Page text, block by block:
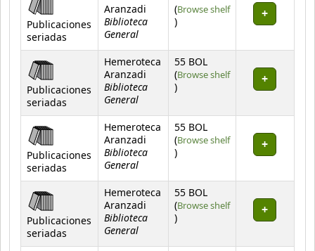
Publicaciones
seriadas
Aranzadi
Biblioteca
General
(Browse shelf
(Opens below)
)
Publicaciones
seriadas
Hemeroteca
Aranzadi
Biblioteca
General
55 BOL
(Browse shelf
(Opens below)
)
Publicaciones
seriadas
Hemeroteca
Aranzadi
Biblioteca
General
55 BOL
(Browse shelf
(Opens below)
)
Publicaciones
seriadas
Hemeroteca
Aranzadi
Biblioteca
General
55 BOL
(Browse shelf
(Opens below)
)